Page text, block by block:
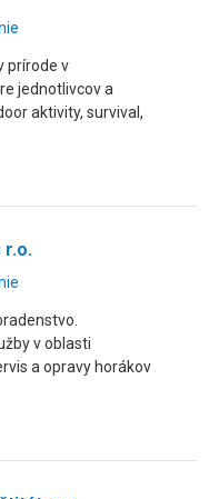
prírode v
jednotlivcov a
aktivity, survival,
r.o.
v oblasti
a opravy horákov